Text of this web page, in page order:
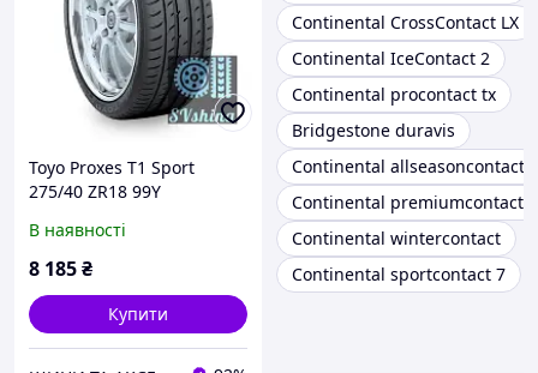
Toyo Proxes T1 Sport
275/40 ZR18 99Y
В наявності
8 185₴
Купити
Continental CrossContact LX
Continental IceContact 2
Continental procontact tx
Bridgestone duravis
Continental allseasoncontact
Continental premiumcontact 7
Continental wintercontact
Continental sportcontact 7